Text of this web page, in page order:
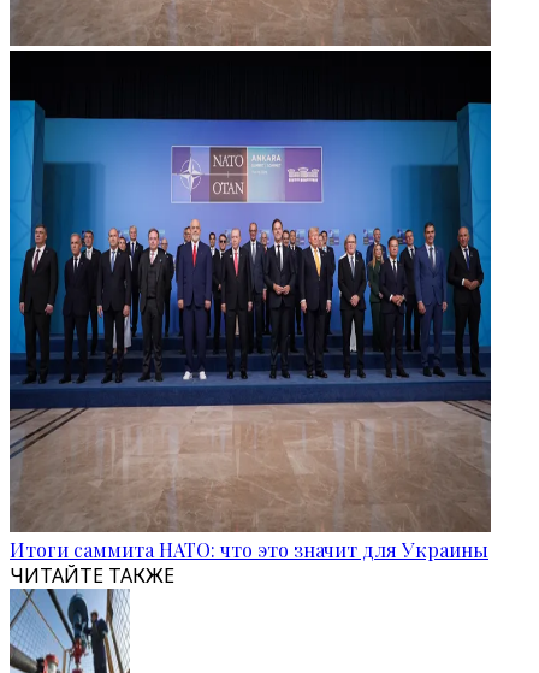
Итоги саммита НАТО: что это значит для Украины
ЧИТАЙТЕ ТАКЖЕ